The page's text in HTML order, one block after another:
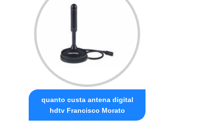
quanto custa antena digital
hdtv Francisco Morato